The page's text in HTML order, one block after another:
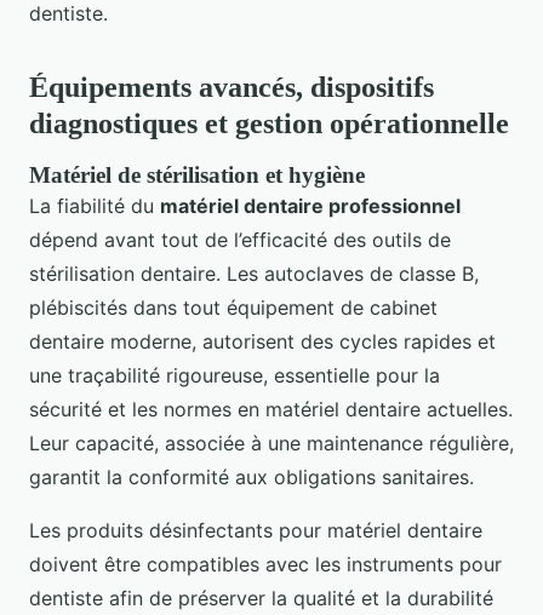
dentiste.
Équipements avancés, dispositifs
diagnostiques et gestion opérationnelle
Matériel de stérilisation et hygiène
La fiabilité du matériel dentaire professionnel
dépend avant tout de l’efficacité des outils de
stérilisation dentaire. Les autoclaves de classe B,
plébiscités dans tout équipement de cabinet
dentaire moderne, autorisent des cycles rapides et
une traçabilité rigoureuse, essentielle pour la
sécurité et les normes en matériel dentaire actuelles.
Leur capacité, associée à une maintenance régulière,
garantit la conformité aux obligations sanitaires.
Les produits désinfectants pour matériel dentaire
doivent être compatibles avec les instruments pour
dentiste afin de préserver la qualité et la durabilité